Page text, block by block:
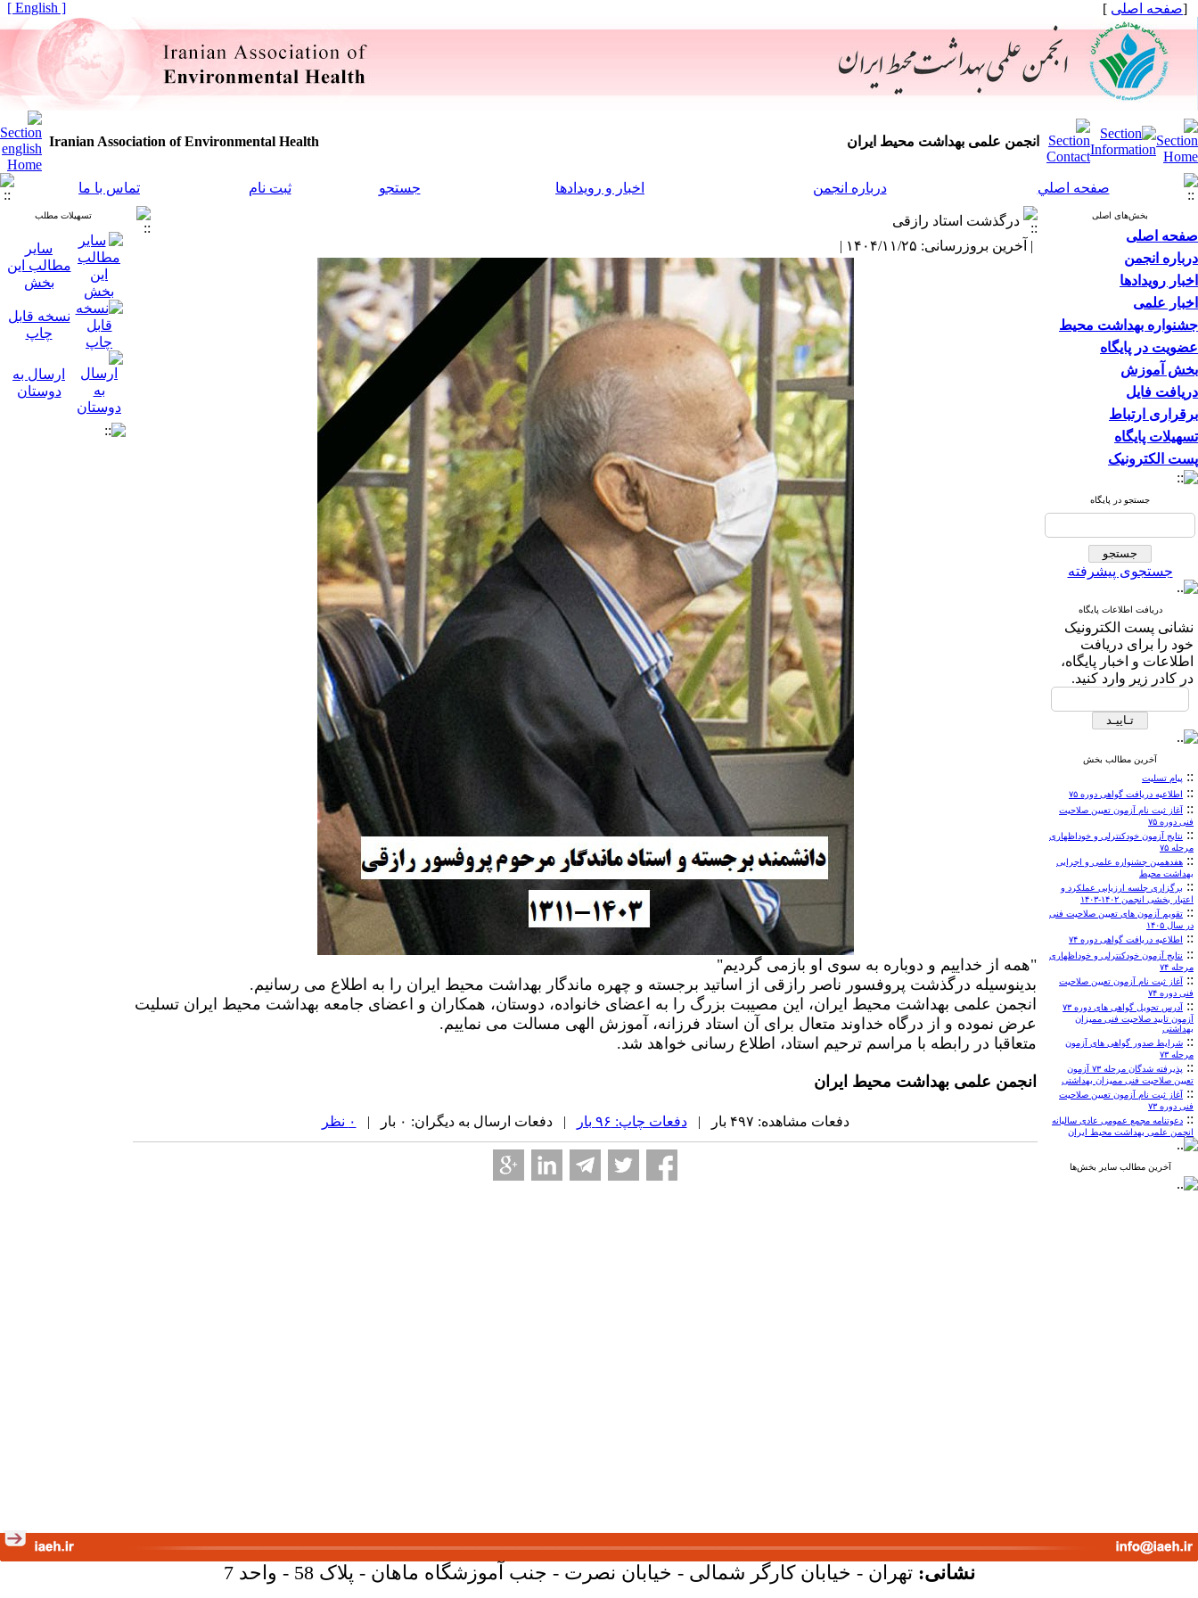
[صفحه اصلی ]
[ English ]
انجمن علمی بهداشت محیط ایران Iranian Association of Environmental Health
صفحه اصلي درباره انجمن اخبار و رویدادها جستجو ثبت نام تماس با ما
بخش‌های اصلی
صفحه اصلی
درباره انجمن
اخبار رویدادها
اخبار علمی
جشنواره بهداشت محیط
عضویت در پایگاه
بخش آموزش
دریافت فایل
برقراری ارتباط
تسهیلات پایگاه
پست الکترونیک
جستجو در پایگاه
جستجوی پیشرفته
دریافت اطلاعات پایگاه
نشانی پست الکترونیک
خود را برای دریافت
اطلاعات و اخبار پایگاه،
در کادر زیر وارد کنید.
آخرین مطالب بخش
:: پیام تسلیت
:: اطلاعیه دریافت گواهی دوره ۷۵
:: آغاز ثبت نام آزمون تعیین صلاحیت
فنی دوره ۷۵
:: نتایج آزمون خودکنترلی و خوداظهاری
مرحله ۷۵
:: هفدهمین جشنواره علمی و اجرایی
بهداشت محیط
:: برگزاری جلسه ارزیابی عملکرد و
اعتبار بخشی انجمن ۱۴۰۲-۱۴۰۳
:: تقویم آزمون های تعیین صلاحیت فنی
در سال ۱۴۰۵
:: اطلاعیه دریافت گواهی دوره ۷۴
:: نتایج آزمون خودکنترلی و خوداظهاری
مرحله ۷۴
:: آغاز ثبت نام آزمون تعیین صلاحیت
فنی دوره ۷۴
::
آدرس تحویل گواهی های دوره ۷۳
آزمون تایید صلاحیت فنی ممیزان
بهداشتی
:: شرایط صدور گواهی های آزمون
مرحله ۷۳
::
پذیرفته شدگان مرحله ۷۳ آزمون
تعیین صلاحیت فنی ممیزان بهداشتی
:: آغاز ثبت نام آزمون تعیین صلاحیت
فنی دوره ۷۳
:: دعوتنامه مجمع عمومی عادی سالیانه
انجمن علمی بهداشت محیط ایران
آخرین مطالب سایر بخش‌ها
درگذشت استاد رازقی
| آخرین بروزرسانی: ۱۴۰۴/۱۱/۲۵ |
"همه از خداییم و دوباره به سوی او بازمی گردیم"
بدینوسیله درگذشت پروفسور ناصر رازقی از اساتید برجسته و چهره ماندگار بهداشت محیط ایران را به اطلاع می رسانیم.
انجمن علمی بهداشت محیط ایران، این مصیبت بزرگ را به اعضای خانواده، دوستان، همکاران و اعضای جامعه بهداشت محیط ایران تسلیت
عرض نموده و از درگاه خداوند متعال برای آن استاد فرزانه، آموزش الهی مسالت می نماییم.
متعاقبا در رابطه با مراسم ترحیم استاد، اطلاع رسانی خواهد شد.
انجمن علمی بهداشت محیط ایران
تسهیلات مطلب
سایر
مطالب این
بخش
نسخه قابل
چاپ
ارسال به
دوستان
دفعات مشاهده: ۴۹۷ بار | دفعات چاپ: ۹۶ بار | دفعات ارسال به دیگران: ۰ بار | ۰ نظر
نشانی: تهران - خیابان کارگر شمالی - خیابان نصرت - جنب آموزشگاه ماهان - پلاک 58 - واحد 7